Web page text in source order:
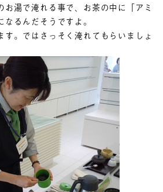
お湯で淹れる事で、お茶の中に「アミ
るんだそうですよ。
す。ではさっそく淹れてもらいましょ